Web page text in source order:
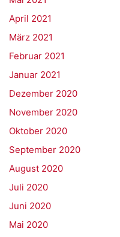
April 2021
März 2021
Februar 2021
Januar 2021
Dezember 2020
November 2020
Oktober 2020
September 2020
August 2020
Juli 2020
Juni 2020
Mai 2020